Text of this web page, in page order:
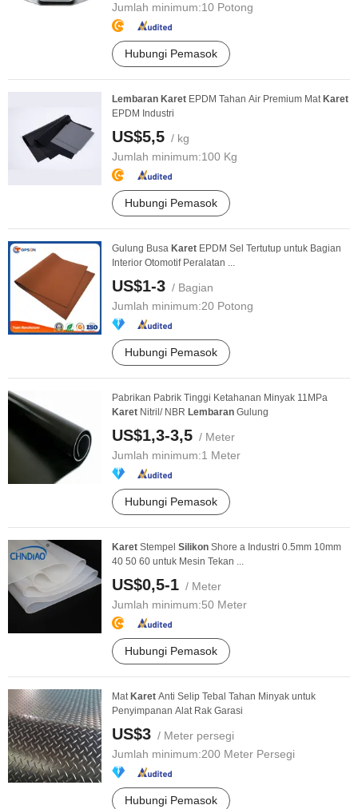
Jumlah minimum:10 Potong
Hubungi Pemasok
Lembaran Karet EPDM Tahan Air Premium Mat Karet
EPDM Industri
US$5,5 / kg
Jumlah minimum:100 Kg
Hubungi Pemasok
Gulung Busa Karet EPDM Sel Tertutup untuk Bagian
Interior Otomotif Peralatan ...
US$1-3 / Bagian
Jumlah minimum:20 Potong
Hubungi Pemasok
Pabrikan Pabrik Tinggi Ketahanan Minyak 11MPa
Karet Nitril/ NBR Lembaran Gulung
US$1,3-3,5 / Meter
Jumlah minimum:1 Meter
Hubungi Pemasok
Karet Stempel Silikon Shore a Industri 0.5mm 10mm
40 50 60 untuk Mesin Tekan ...
US$0,5-1 / Meter
Jumlah minimum:50 Meter
Hubungi Pemasok
Mat Karet Anti Selip Tebal Tahan Minyak untuk
Penyimpanan Alat Rak Garasi
US$3 / Meter persegi
Jumlah minimum:200 Meter Persegi
Hubungi Pemasok